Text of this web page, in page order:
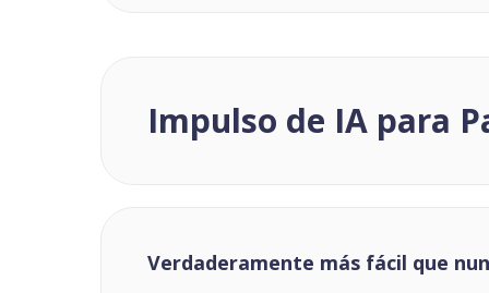
Impulso de IA para
Verdaderamente más fácil que